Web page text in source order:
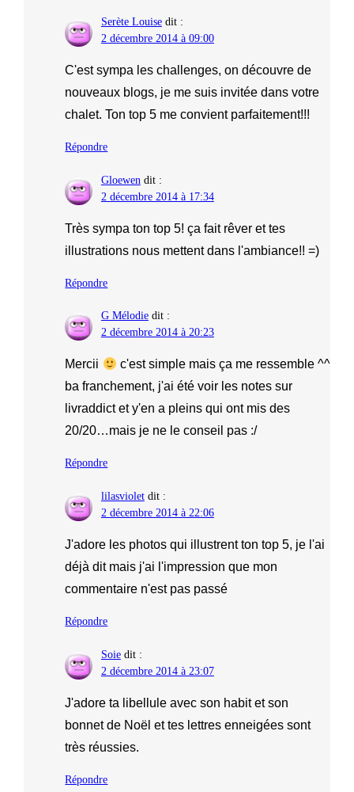
Serète Louise dit :
2 décembre 2014 à 09:00
C'est sympa les challenges, on découvre de
nouveaux blogs, je me suis invitée dans votre
chalet. Ton top 5 me convient parfaitement!!!
Répondre
Gloewen dit :
2 décembre 2014 à 17:34
Très sympa ton top 5! ça fait rêver et tes
illustrations nous mettent dans l'ambiance!! =)
Répondre
G Mélodie dit :
2 décembre 2014 à 20:23
Mercii
c'est simple mais ça me ressemble ^^
ba franchement, j'ai été voir les notes sur
livraddict et y'en a pleins qui ont mis des
20/20…mais je ne le conseil pas :/
Répondre
lilasviolet dit :
2 décembre 2014 à 22:06
J'adore les photos qui illustrent ton top 5, je l'ai
déjà dit mais j'ai l'impression que mon
commentaire n'est pas passé
Répondre
Soie dit :
2 décembre 2014 à 23:07
J'adore ta libellule avec son habit et son
bonnet de Noël et tes lettres enneigées sont
très réussies.
Répondre